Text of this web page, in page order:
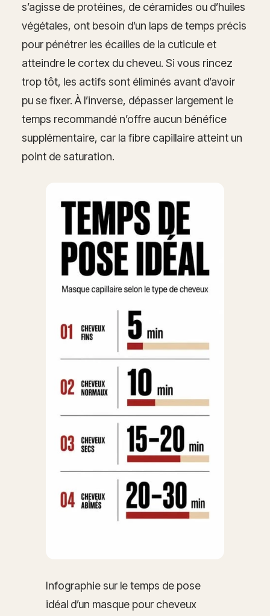
s’agisse de protéines, de céramides ou d’huiles
végétales, ont besoin d’un laps de temps précis
pour pénétrer les écailles de la cuticule et
atteindre le cortex du cheveu. Si vous rincez
trop tôt, les actifs sont éliminés avant d’avoir
pu se fixer. À l’inverse, dépasser largement le
temps recommandé n’offre aucun bénéfice
supplémentaire, car la fibre capillaire atteint un
point de saturation.
Infographie sur le temps de pose
idéal d’un masque pour cheveux